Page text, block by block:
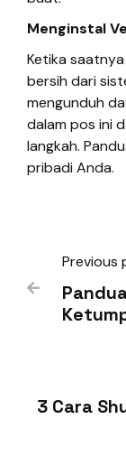
Menginstal
Ketika
bersih dari
mengunduh
dalam pos ini
langkah.
pribadi Anda.

Previous
3 Cara